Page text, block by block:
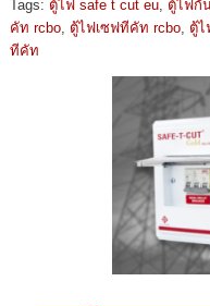
Tags: ตู้ไฟ safe t cut eu, ตู้ไฟกั
คัท rcbo, ตู้ไฟเซฟทีคัท rcbo, ตู้
ทีคัท